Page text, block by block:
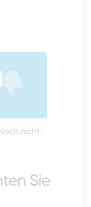
Noch nicht.
Sie